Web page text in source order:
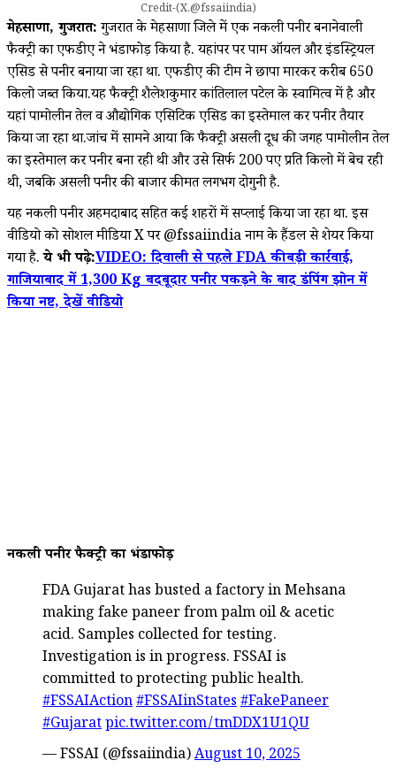
Credit-(X,@fssaiindia)
मेहसाणा, गुजरात: गुजरात के मेहसाणा जिले में एक नकली पनीर बनानेवाली
फैक्ट्री का एफडीए ने भंडाफोड़ किया है. यहांपर पर पाम ऑयल और इंडस्ट्रियल
एसिड से पनीर बनाया जा रहा था. एफडीए की टीम ने छापा मारकर करीब 650
किलो जब्त किया.यह फैक्ट्री शैलेशकुमार कांतिलाल पटेल के स्वामित्व में है और
यहां पामोलीन तेल व औद्योगिक एसिटिक एसिड का इस्तेमाल कर पनीर तैयार
किया जा रहा था.जांच में सामने आया कि फैक्ट्री असली दूध की जगह पामोलीन तेल
का इस्तेमाल कर पनीर बना रही थी और उसे सिर्फ 200 रूपए प्रति किलो में बेच रही
थी, जबकि असली पनीर की बाजार कीमत लगभग दोगुनी है.
यह नकली पनीर अहमदाबाद सहित कई शहरों में सप्लाई किया जा रहा था. इस
वीडियो को सोशल मीडिया X पर @fssaiindia नाम के हैंडल से शेयर किया
गया है.ये भी पढ़े:VIDEO: दिवाली से पहले FDA की बड़ी कार्रवाई,
गाजियाबाद में 1,300 Kg बदबूदार पनीर पकड़ने के बाद डंपिंग झोन में
किया नष्ट, देखें वीडियो
नकली पनीर फैक्ट्री का भंडाफोड़
FDA Gujarat has busted a factory in Mehsana
making fake paneer from palm oil & acetic
acid. Samples collected for testing.
Investigation is in progress. FSSAI is
committed to protecting public health.
#FSSAIAction#FSSAIinStates#FakePaneer
#Gujaratpic.twitter.com/tmDDX1U1QU
— FSSAI (@fssaiindia)August 10, 2025